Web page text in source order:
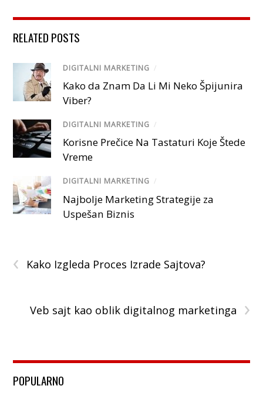
RELATED POSTS
DIGITALNI MARKETING /
Kako da Znam Da Li Mi Neko Špijunira
Viber?
DIGITALNI MARKETING /
Korisne Prečice Na Tastaturi Koje Štede
Vreme
DIGITALNI MARKETING /
Najbolje Marketing Strategije za
Uspešan Biznis
‹ Kako Izgleda Proces Izrade Sajtova?
›
Veb sajt kao oblik digitalnog marketinga
POPULARNO